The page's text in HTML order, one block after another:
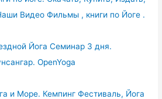
Видео Фильмы , книги по Йоге .
Йога Семинар 3 дня.
OpenYoga
и Море. Кемпинг Фестиваль, Йога